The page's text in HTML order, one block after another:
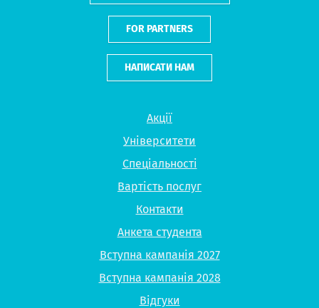
Акції
Університети
Спеціальності
Вартість послуг
Контакти
Анкета студента
Вступна кампанія 2027
Вступна кампанія 2028
Відгуки
FOR PARTNERS
НАПИСАТИ НАМ